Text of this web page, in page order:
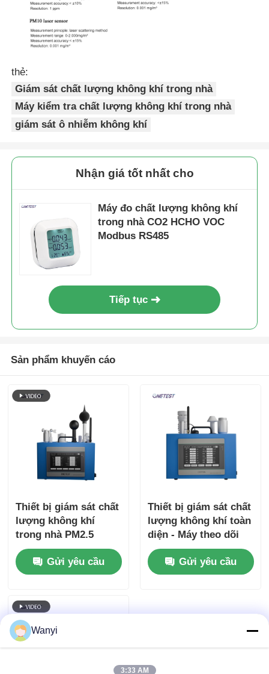
thẻ:
Giám sát chất lượng không khí trong nhà
Máy kiểm tra chất lượng không khí trong nhà
giám sát ô nhiễm không khí
Nhận giá tốt nhất cho
Máy đo chất lượng không khí
trong nhà CO2 HCHO VOC
Modbus RS485
Tiếp tục
Sản phẩm khuyến cáo
Thiết bị giám sát chất
lượng không khí
trong nhà PM2.5
PM10 và cảm biến
nhiệt độGửi yêu cầu
Thiết bị giám sát chất
lượng không khí toàn
diện - Máy theo dõi
chất lượng không khí
Carbon Monoxide
Gửi yêu cầu
Wanyi
3:33 AM